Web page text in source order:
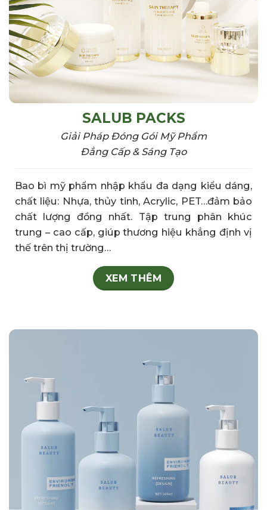
SALUB PACKS
Giải Pháp Đóng Gói Mỹ Phẩm
Đẳng Cấp & Sáng Tạo
Bao bì mỹ phẩm nhập khẩu đa dạng kiểu dáng,
chất liệu: Nhựa, thủy tinh,Acrylic, PET…đảm bảo
chất lượng đồng nhất. Tập trung phân khúc
trung – cao cấp, giúpthương hiệu khẳngđịnh vị
thế trên thị trường…
XEM THÊM